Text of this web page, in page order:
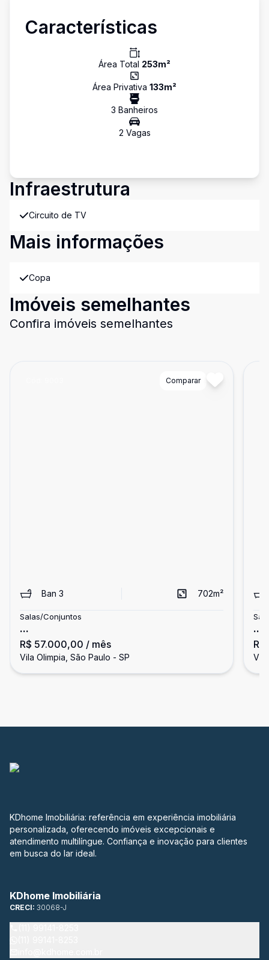
Características
Área Total 253m²
Área Privativa 133m²
3 Banheiros
2 Vagas
Infraestrutura
Circuito de TV
Mais informações
Copa
Imóveis semelhantes
Confira imóveis semelhantes
Comparar
Ban 3 702m²
Salas/Conjuntos
...
R$ 57.000,00 / mês
Vila Olimpia, São Paulo - SP
...
KDhome Imobiliária: referência em experiência imobiliária
personalizada, oferecendo imóveis excepcionais e
atendimento multilíngue. Confiança e inovação para clientes
em busca do lar ideal.
KDhome Imobiliária
CRECI: 30068-J